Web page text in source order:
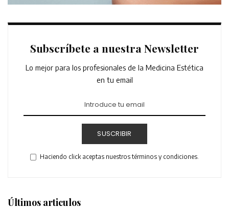
Subscríbete a nuestra Newsletter
Lo mejor para los profesionales de la Medicina Estética
en tu email
SUSCRIBIR
Haciendo click aceptas nuestros términos y condiciones.
Últimos articulos